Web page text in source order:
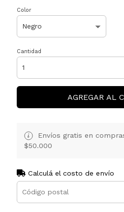
Color
Cantidad
AGREGAR AL
Envíos gratis en
$50.000
Calculá el costo de envío